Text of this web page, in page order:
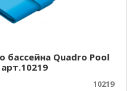
бассейна Quadro Pool
10219